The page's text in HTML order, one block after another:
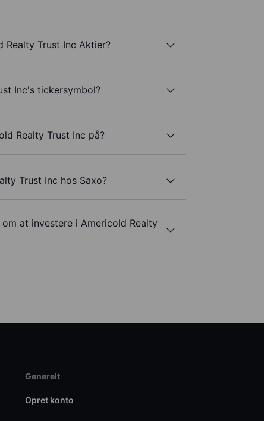
Realty Trust Inc Aktier?
Inc's tickersymbol?
Realty Trust Inc på?
Trust Inc hos Saxo?
at investere i Americold Realty
Generelt
Opret konto